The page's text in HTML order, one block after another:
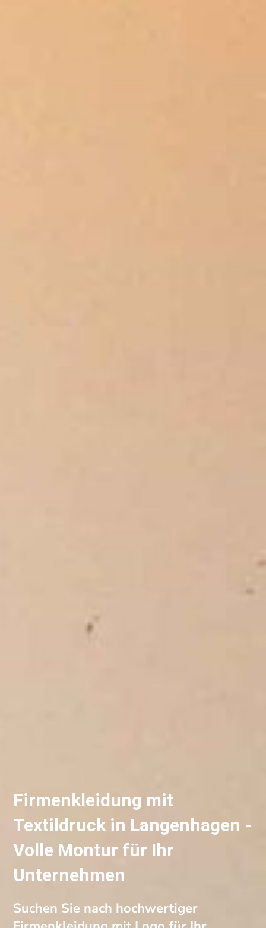
Firmenkleidung mit
Textildruck in Langenhagen -
Volle Montur für Ihr
Unternehmen
Suchen Sie nach hochwertiger